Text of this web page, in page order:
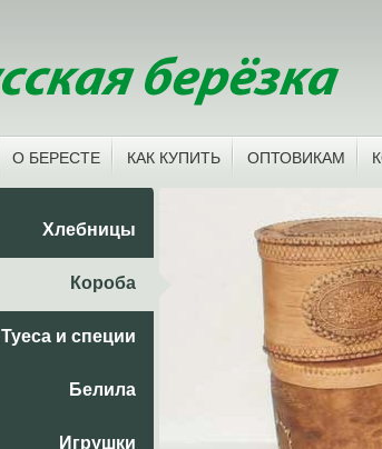
О БЕРЕСТЕ КАК КУПИТЬ ОПТОВИКАМ
Хлебницы
Короба
Туеса и специи
Белила
Игрушки